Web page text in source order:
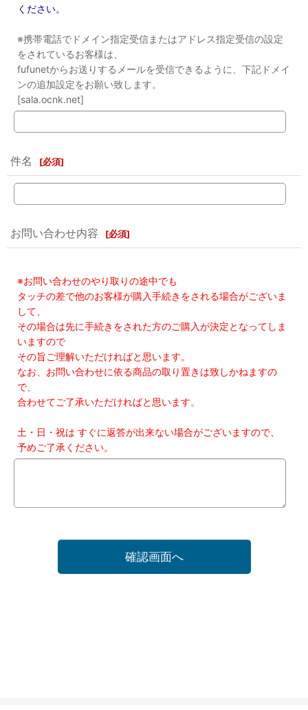
ください。
※携帯電話でドメイン指定受信またはアドレス指定受信の設定
をされているお客様は、
fufunetからお送りするメールを受信できるように、下記ドメイ
ンの追加設定をお願い致します。
[sala.ocnk.net]
件名 [必須]
お問い合わせ内容 [必須]
※お問い合わせのやり取りの途中でも
タッチの差で他のお客様が購入手続きをされる場合がございま
して、
その場合は先に手続きをされた方のご購入が決定となってしま
いますので
その旨ご理解いただければと思います。
なお、お問い合わせに依る商品の取り置きは致しかねますの
で、
合わせてご了承いただければと思います。
土・日・祝は すぐに返答が出来ない場合がございますので、
予めご了承ください。
確認画面へ